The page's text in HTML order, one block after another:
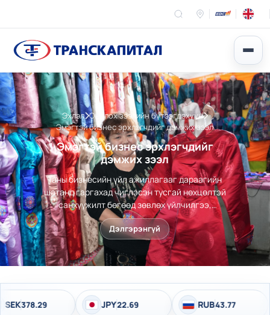
Эхлэл Онцлох зээлийн бүтээгдэхүүн
Эмэгтэй бизнес эрхлэгчдийг дэмжих зээл
Эмэгтэй бизнес эрхлэгчдийг
дэмжих зээл
Таны бизнесийн үйл ажиллагааг дараагийн
шатанд гаргахад чиглэсэн тусгай нөхцөлтэй
санхүүжилт бөгөөд зөвлөх үйлчилгээ,
сургалтаар бизнесийн мэдлэгийг тань
өргөжүүлэх цогц шийдэл юм. Европын Сэргээн
Босголт Хөгжлийн банк /EBRD/-тай хамтран 2021
оноос хойш Төв Азийн бизнес эрхлэгч
эмэгтэйчүүдийг дэмжих хөтөлбөрийг
амжилттай хэрэгжүүлснээр санхүүгийн болон
санхүүгийн бус үйлчилгээг илүү хүртээмжтэй
болгосон юм.
Дэлгэрэнгүй
378.29 JPY 22.69 RUB43.77